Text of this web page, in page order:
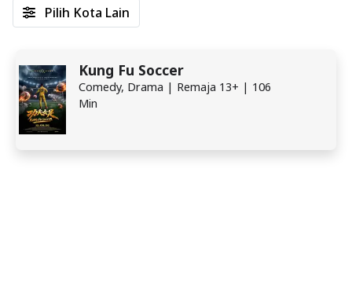
Kung Fu Soccer
Comedy, Drama | Remaja 13+ | 106
Min
Pilih Kota Lain